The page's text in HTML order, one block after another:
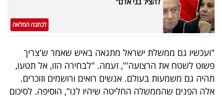
לכתבה המלאה
"ועכשיו גם ממשלת ישראל מתגאה באיש שאמר ש'צריך
פשוט לשטח את הרצועה'", זעמה. "לבחירה הזו, אל תטעו,
תהיה גם משמעות בעולם. אנשים רואים ורושמים וזוכרים.
אלה הפנים שהממשלה החליטה שיהיו לנו", הוסיפה. לסיכום